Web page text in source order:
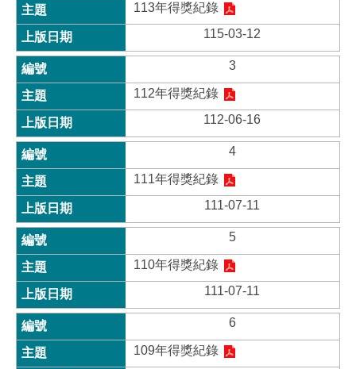
113年得獎紀錄
115-03-12
3
112年得獎紀錄
112-06-16
4
111年得獎紀錄
111-07-11
5
110年得獎紀錄
111-07-11
6
109年得獎紀錄